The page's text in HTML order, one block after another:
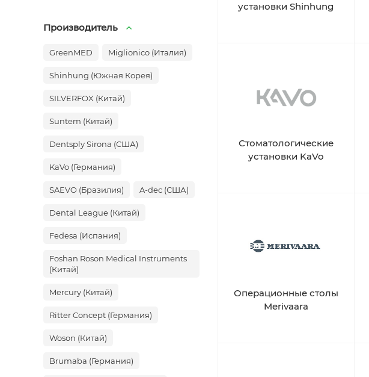
Производитель
GreenMED Miglionico (Италия)
Shinhung (Южная Корея)
SILVERFOX (Китай)
Suntem (Китай)
Dentsply Sirona (США)
KaVo (Германия)
SAEVO (Бразилия) A-dec (США)
Dental League (Китай)
Fedesa (Испания)
Foshan Roson Medical Instruments
(Китай)
Mercury (Китай)
Ritter Concept (Германия)
Woson (Китай)
Brumaba (Германия)
установки Shinhung
Стоматологические
установки KaVo
Операционные столы
Merivaara